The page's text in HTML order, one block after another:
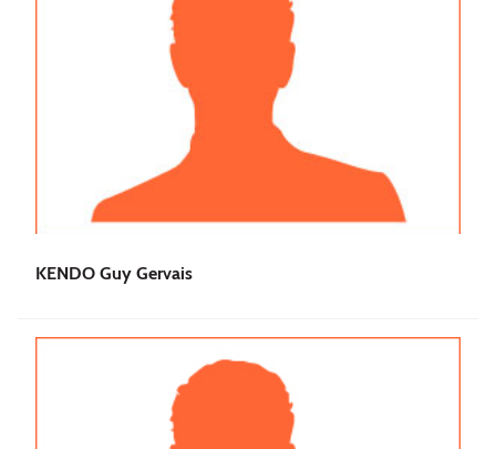
KENDO Guy Gervais